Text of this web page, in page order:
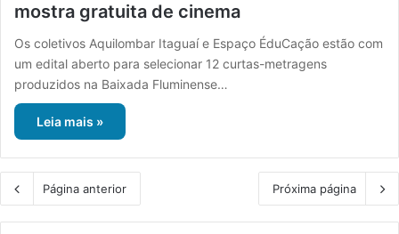
mostra gratuita de cinema
Os coletivos Aquilombar Itaguaí e Espaço ÉduCação estão com
um edital aberto para selecionar 12 curtas-metragens
produzidos na Baixada Fluminense…
Leia mais »
Página anterior Próxima página